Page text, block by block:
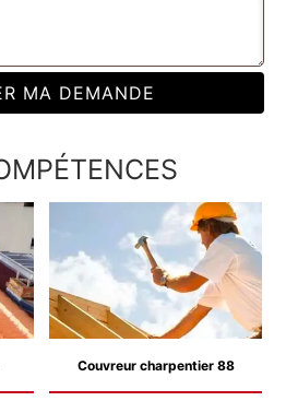
Couvreur charpentier 88